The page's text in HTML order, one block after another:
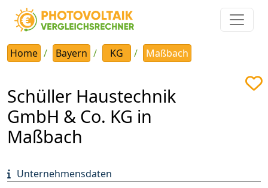
Home Bayern KG Maßbach
Schüller Haustechnik
GmbH & Co. KG in
Maßbach
Unternehmensdaten